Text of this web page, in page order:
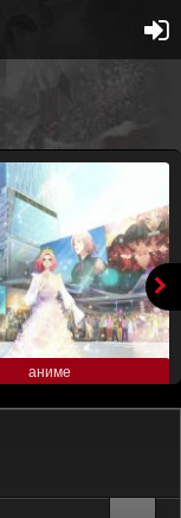
аниме